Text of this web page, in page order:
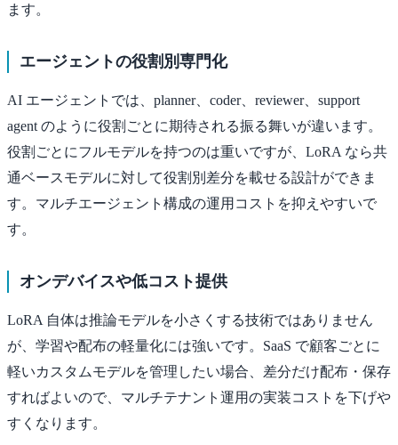
ます。
エージェントの役割別専門化
AI エージェントでは、planner、coder、reviewer、support
agent のように役割ごとに期待される振る舞いが違います。
役割ごとにフルモデルを持つのは重いですが、LoRA なら共
通ベースモデルに対して役割別差分を載せる設計ができま
す。マルチエージェント構成の運用コストを抑えやすいで
す。
オンデバイスや低コスト提供
LoRA 自体は推論モデルを小さくする技術ではありません
が、学習や配布の軽量化には強いです。SaaS で顧客ごとに
軽いカスタムモデルを管理したい場合、差分だけ配布・保存
すればよいので、マルチテナント運用の実装コストを下げや
すくなります。